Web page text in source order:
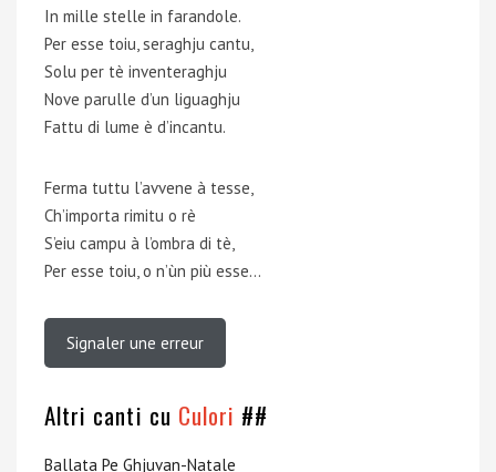
In mille stelle in farandole.
Per esse toiu, seraghju cantu,
Solu per tè inventeraghju
Nove parulle d’un liguaghju
Fattu di lume è d’incantu.
Ferma tuttu l’avvene à tesse,
Ch’importa rimitu o rè
S’eiu campu à l’ombra di tè,
Per esse toiu, o n’ùn più esse…
Signaler une erreur
Altri canti cu Culori ##
Ballata Pe Ghjuvan-Natale